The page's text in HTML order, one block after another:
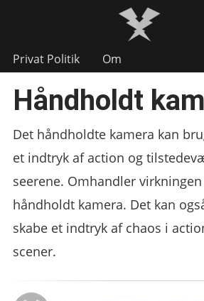
Privat Politik Om
Håndholdt
Det håndholdte kamera kan
et indtryk af action og
seerene. Omhandler
håndholdt kamera. Det kan
skabe et indtryk af chaos i
scener.